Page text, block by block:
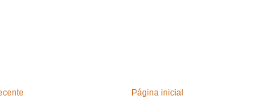
Página inicial